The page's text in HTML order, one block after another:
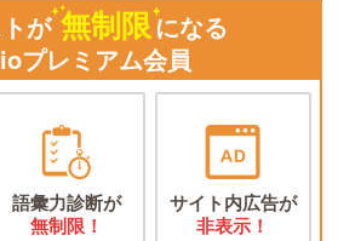
が 無制限になる
プレミアム会員
語彙力診断が
無制限！
サイト内広告が
非表示！